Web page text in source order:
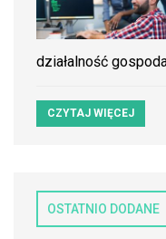
działalność
CZYTAJ WIĘCEJ
OSTATNIO DODANE